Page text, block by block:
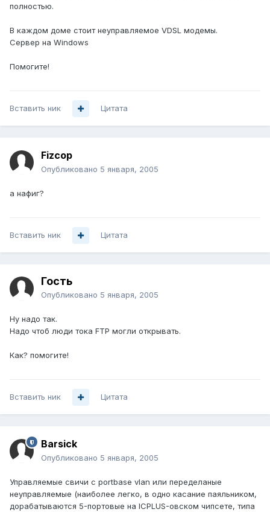
полностью.
В каждом доме стоит неуправляемое VDSL модемы.
Сервер на Windows
Помогите!
Вставить ник Цитата
Fizcop
Опубликовано 5 января, 2005
а нафиг?
Вставить ник Цитата
Гость
Опубликовано 5 января, 2005
Ну надо так.
Надо чтоб люди тока FTP могли открывать.
Как? помогите!
Вставить ник Цитата
Barsick
Опубликовано 5 января, 2005
Управляемые свичи c portbase vlan или переделаные
неуправляемые (наиболее легко, в одно касание паяльником,
дорабатываются 5-портовые на ICPLUS-овском чипсете, типа